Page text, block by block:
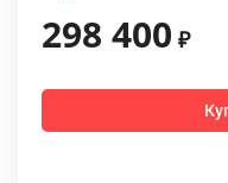
298 400 ₽